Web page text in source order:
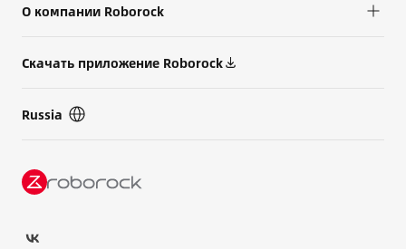
О компании Roborock
Скачать приложение Roborock
Russia